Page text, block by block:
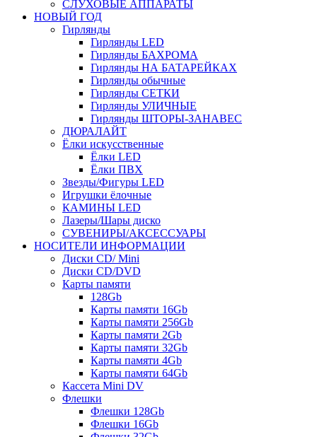
СЛУХОВЫЕ АППАРАТЫ
НОВЫЙ ГОД
Гирлянды
Гирлянды LED
Гирлянды БАХРОМА
Гирлянды НА БАТАРЕЙКАХ
Гирлянды обычные
Гирлянды СЕТКИ
Гирлянды УЛИЧНЫЕ
Гирлянды ШТОРЫ-ЗАНАВЕС
ДЮРАЛАЙТ
Ёлки искусственные
Ёлки LED
Ёлки ПВХ
Звезды/Фигуры LED
Игрушки ёлочные
КАМИНЫ LED
Лазеры/Шары диско
СУВЕНИРЫ/АКСЕССУАРЫ
НОСИТЕЛИ ИНФОРМАЦИИ
Диски CD/ Mini
Диски CD/DVD
Карты памяти
128Gb
Карты памяти 16Gb
Карты памяти 256Gb
Карты памяти 2Gb
Карты памяти 32Gb
Карты памяти 4Gb
Карты памяти 64Gb
Кассета Mini DV
Флешки
Флешки 128Gb
Флешки 16Gb